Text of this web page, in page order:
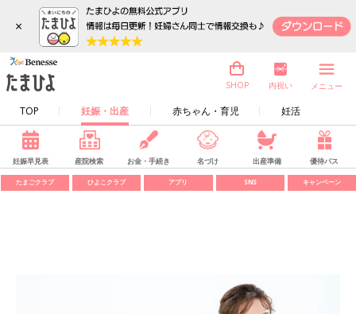
×
TOP 妊娠・出産 赤ちゃん・育児 妊活
SHOP 内祝い メニュー
妊娠早見表 産院検索 お金・手続き 名づけ 出産準備 優待パス
たまごクラブ ひよこクラブ アプリ SNS キャンペーン